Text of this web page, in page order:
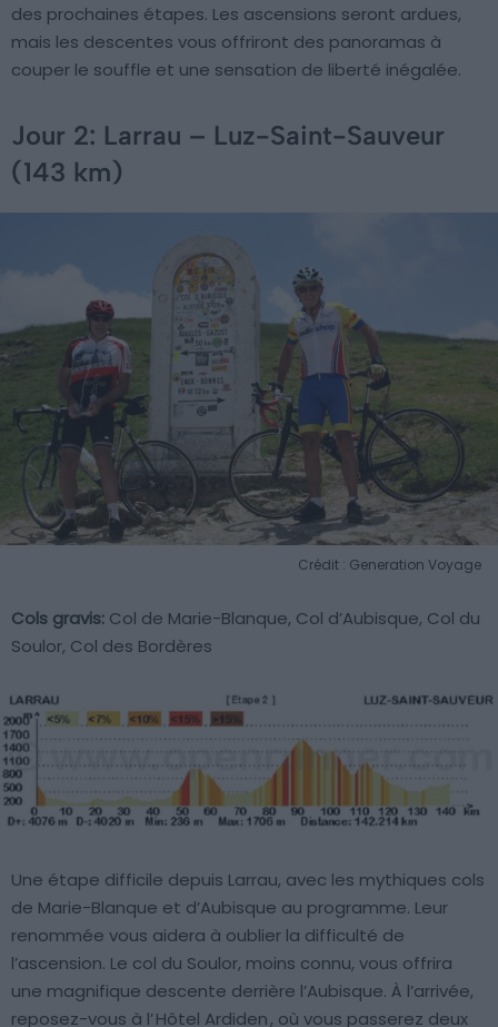
des prochaines étapes. Les ascensions seront ardues,
mais les descentes vous offriront des panoramas à
couper le souffle et une sensation de liberté inégalée.
Jour 2: Larrau – Luz-Saint-Sauveur
(143 km)
Crédit : Generation Voyage
Cols gravis: Col de Marie-Blanque, Col d’Aubisque, Col du
Soulor, Col des Bordères
Une étape difficile depuis Larrau, avec les mythiques cols
de Marie-Blanque et d’Aubisque au programme. Leur
renommée vous aidera à oublier la difficulté de
l’ascension. Le col du Soulor, moins connu, vous offrira
une magnifique descente derrière l’Aubisque. À l’arrivée,
reposez-vous à l’Hôtel Ardiden, où vous passerez deux